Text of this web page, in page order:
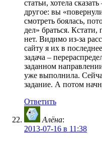
статьи, хотела
другое: вы
смотреть боялась,
дел» браться.
нет. Видимо из-за
сайту я их в
задача –
заданном
уже выполнила.
задание. А потом
Ответить
Алёна:
2013-07-16 в 11:38